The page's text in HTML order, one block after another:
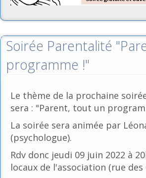
Soirée Parentalité
programme !"
Le thème de la prochaine
sera : "Parent, tout un
La soirée sera animée par
(psychologue).
Rdv donc jeudi 09 juin 2022 à
locaux de l'association (rue des